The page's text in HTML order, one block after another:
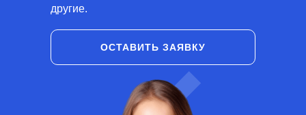
другие.
ОСТАВИТЬ ЗАЯВКУ